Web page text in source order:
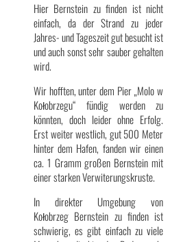
Hier Bernstein zu finden ist nicht
einfach, da der Strand zu jeder
Jahres- und Tageszeit gut besucht ist
und auch sonst sehr sauber gehalten
wird.
Wir hofften, unter dem Pier „Molo w
Kołobrzegu“ fündig werden zu
könnten, doch leider ohne Erfolg.
Erst weiter westlich, gut 500 Meter
hinter dem Hafen, fanden wir einen
ca. 1 Gramm großen Bernstein mit
einer starken Verwiterungskruste.
In direkter Umgebung von
Kołobrzeg Bernstein zu finden ist
schwierig, es gibt einfach zu viele